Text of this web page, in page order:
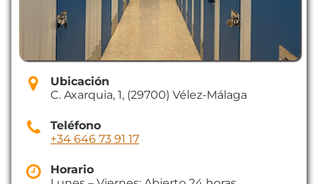
Ubicación
C. Axarquia, 1, (29700) Vélez-Málaga
Teléfono
+34 646 73 91 17
Horario